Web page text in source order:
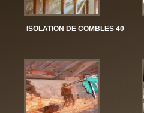
ISOLATION DE COMBLES 40